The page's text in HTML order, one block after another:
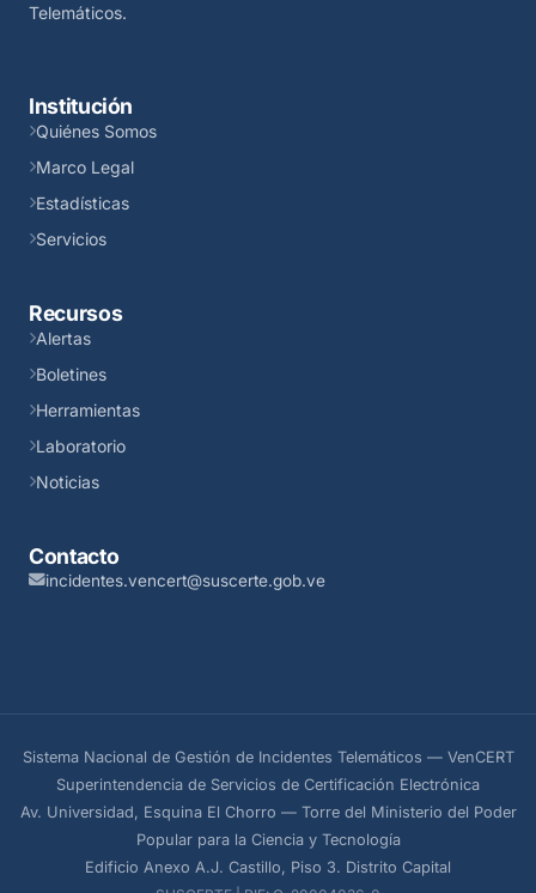
Telemáticos.
Institución
Quiénes Somos
Marco Legal
Estadísticas
Servicios
Recursos
Alertas
Boletines
Herramientas
Laboratorio
Noticias
Contacto
incidentes.vencert@suscerte.gob.ve
Sistema Nacional de Gestión de Incidentes Telemáticos — VenCERT
Superintendencia de Servicios de Certificación Electrónica
Av. Universidad, Esquina El Chorro — Torre del Ministerio del Poder
Popular para la Ciencia y Tecnología
Edificio Anexo A.J. Castillo, Piso 3. Distrito Capital